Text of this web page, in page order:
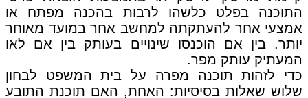
התוכנה בפלט כלשהו לרבות בהכנה מפתח או
אמצעי אחר להעתקתה למחשב אחר במועד מאוחר
יותר. בין אם הוכנסו שינויים בעותק בין אם לאו
המעתיק עותק מפר.
כדי לזהות תוכנה מפרה על בית המשפט לבחון
שלוש שאלות בסיסיות: האחת, האם תוכנת התובע